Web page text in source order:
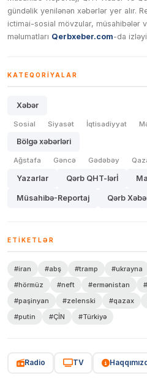
gündəlik yenilənən xəbərlər yer alır.
ictimai-sosial mövzular, müsahibələr
məlumatları Qerbxeber.com-da
KATEQORIYALAR
Xəbər
Sosial Siyasət İqtisadiyyat
Bölgə xəbərləri
Ağstafa Gəncə Gədəbəy
Yazarlar Qərb QHT-lərİ
Müsahibə-Reportaj Qərb
ETIKETLƏR
#iran #abş #tramp #ukrayna
#hörmüz
#neft #ermənistan
#paşinyan
#zelenski #qazax
#putin
#ÇİN #Türkiyə
Radio TV